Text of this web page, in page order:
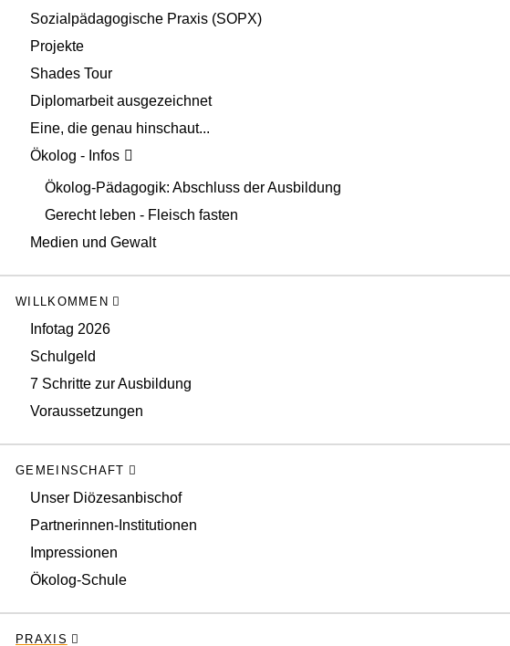
Sozialpädagogische Praxis (SOPX)
Projekte
Shades Tour
Diplomarbeit ausgezeichnet
Eine, die genau hinschaut...
Ökolog - Infos
Ökolog-Pädagogik: Abschluss der Ausbildung
Gerecht leben - Fleisch fasten
Medien und Gewalt
WILLKOMMEN
Infotag 2026
Schulgeld
7 Schritte zur Ausbildung
Voraussetzungen
GEMEINSCHAFT
Unser Diözesanbischof
Partnerinnen-Institutionen
Impressionen
Ökolog-Schule
PRAXIS